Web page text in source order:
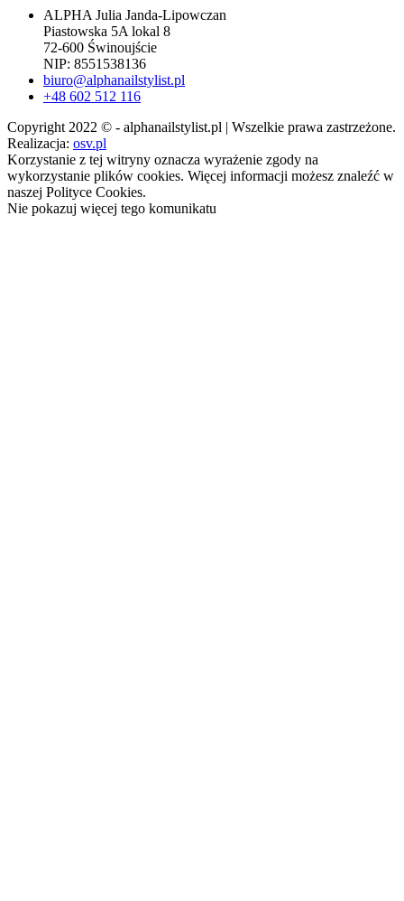
ALPHA Julia Janda-Lipowczan
Piastowska 5A lokal 8
72-600 Świnoujście
NIP: 8551538136
biuro@alphanailstylist.pl
+48 602 512 116
Copyright 2022 © - alphanailstylist.pl | Wszelkie prawa zastrzeżone.
Realizacja: osv.pl
Korzystanie z tej witryny oznacza wyrażenie zgody na
wykorzystanie plików cookies. Więcej informacji możesz znaleźć w
naszej Polityce Cookies.
Nie pokazuj więcej tego komunikatu